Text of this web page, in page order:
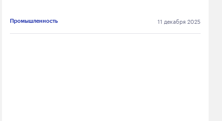
Промышленность 11 декабря 2025